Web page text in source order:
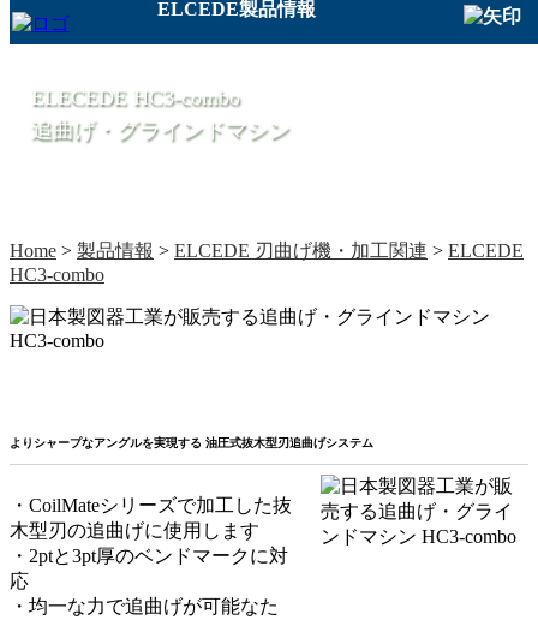
ELCEDE製品情報
ELECEDE HC3-combo
追曲げ・グラインドマシン
Home > 製品情報 > ELCEDE 刃曲げ機・加工関連 > ELCEDE
HC3-combo
よりシャープなアングルを実現する 油圧式抜木型刃追曲げシステム
・CoilMateシリーズで加工した抜
木型刃の追曲げに使用します
・2ptと3pt厚のベンドマークに対
応
・均一な力で追曲げが可能なた